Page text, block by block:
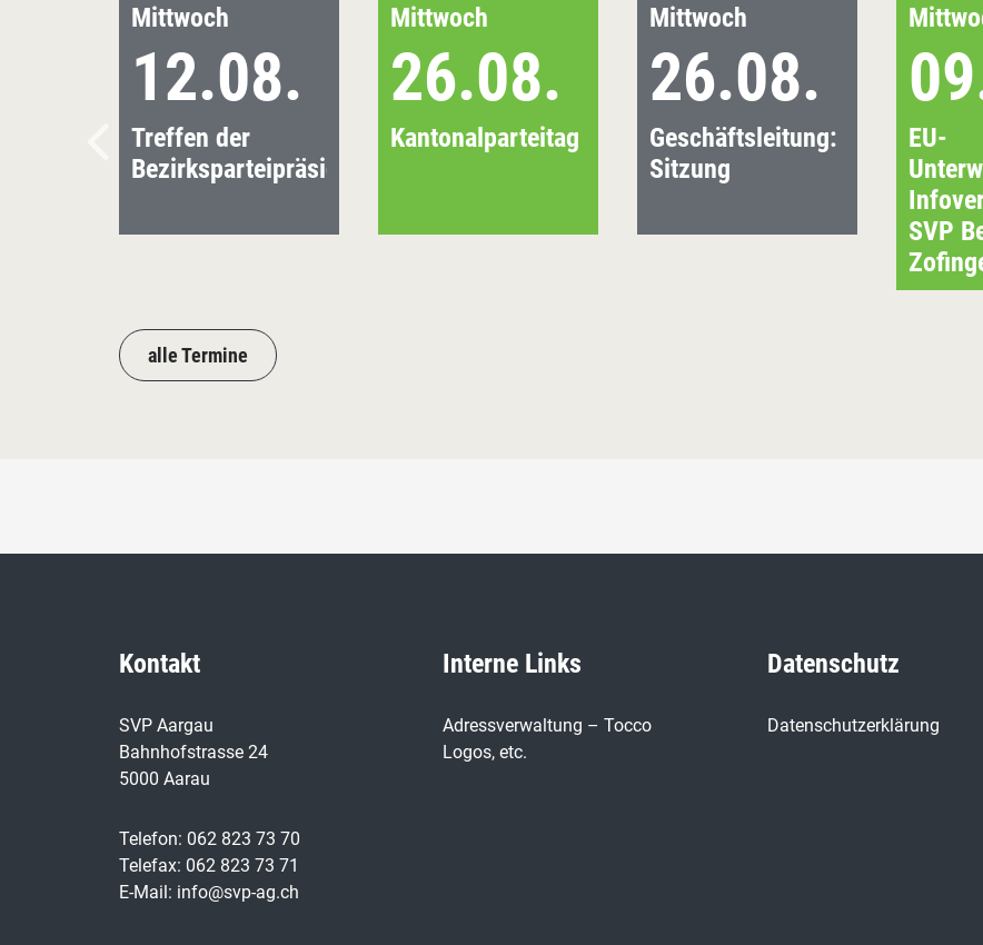
Mittwoch
12.08.
Treffen der
Bezirksparteipräsidenten
Mittwoch
26.08.
Kantonalparteitag
Mittwoch
26.08.
Geschäftsleitung:
Sitzung
EU-
SVP
alle Termine
Kontakt
SVP Aargau
Bahnhofstrasse 24
5000 Aarau
Telefon: 062 823 73 70
Telefax: 062 823 73 71
E-Mail: info@svp-ag.ch
Interne Links
Adressverwaltung – Tocco
Logos, etc.
Datenschutz
Datenschutzerklärung